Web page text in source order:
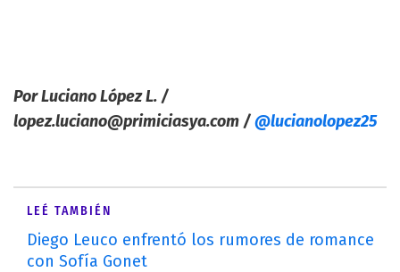
Por Luciano López L. /
lopez.luciano@primiciasya.com /@lucianolopez25
LEÉ TAMBIÉN
Diego Leuco enfrentó los rumores de romance
con Sofía Gonet